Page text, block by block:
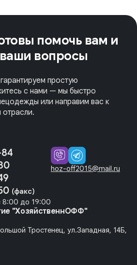
помочь вам и
ваши вопросы
простую
с нами — мы быстро
или направим вас к
(факс)
8:00 до 19:00
hoz-off2015@mail.ru
"ХозяйственнОФФ"
Тростенец, ул.Западная, 14Б,